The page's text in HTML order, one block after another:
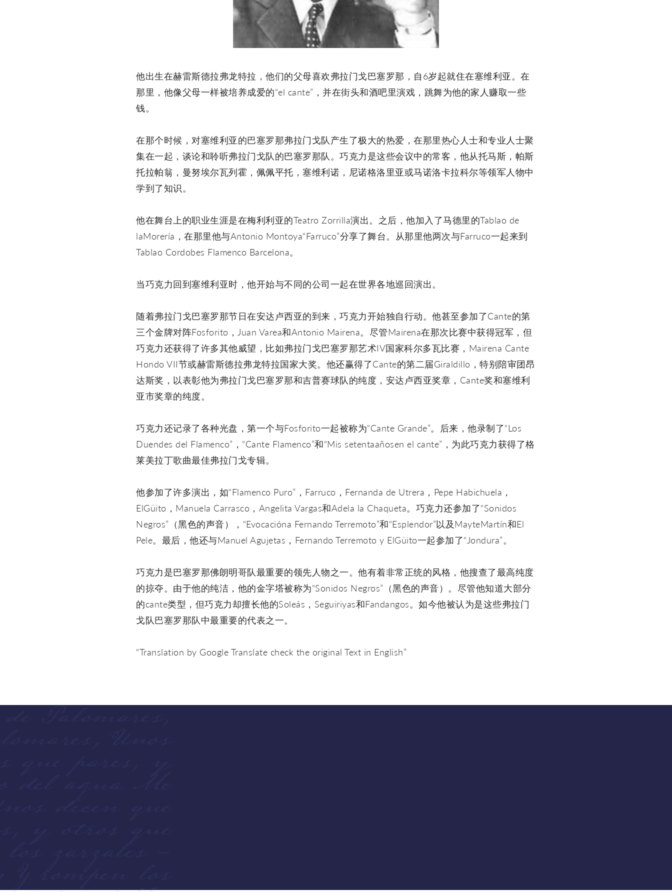
他出生在赫雷斯德拉弗龙特拉，他们的父母喜欢弗拉门戈巴塞罗那，自6岁起就住在塞维利亚。在
那里，他像父母一样被培养成爱的“el cante”，并在街头和酒吧里演戏，跳舞为他的家人赚取一些
钱。
在那个时候，对塞维利亚的巴塞罗那弗拉门戈队产生了极大的热爱，在那里热心人士和专业人士聚
集在一起，谈论和聆听弗拉门戈队的巴塞罗那队。巧克力是这些会议中的常客，他从托马斯，帕斯
托拉帕翁，曼努埃尔瓦列霍，佩佩平托，塞维利诺，尼诺格洛里亚或马诺洛卡拉科尔等领军人物中
学到了知识。
他在舞台上的职业生涯是在梅利利亚的Teatro Zorrilla演出。之后，他加入了马德里的Tablao de
laMorería，在那里他与Antonio Montoya“Farruco”分享了舞台。从那里他两次与Farruco一起来到
Tablao Cordobes Flamenco Barcelona。
当巧克力回到塞维利亚时，他开始与不同的公司一起在世界各地巡回演出。
随着弗拉门戈巴塞罗那节日在安达卢西亚的到来，巧克力开始独自行动。他甚至参加了Cante的第
三个金牌对阵Fosforito，Juan Varea和Antonio Mairena。尽管Mairena在那次比赛中获得冠军，但
巧克力还获得了许多其他威望，比如弗拉门戈巴塞罗那艺术IV国家科尔多瓦比赛，Mairena Cante
Hondo VII节或赫雷斯德拉弗龙特拉国家大奖。他还赢得了Cante的第二届Giraldillo，特别陪审团昂
达斯奖，以表彰他为弗拉门戈巴塞罗那和吉普赛球队的纯度，安达卢西亚奖章，Cante奖和塞维利
亚市奖章的纯度。
巧克力还记录了各种光盘，第一个与Fosforito一起被称为“Cante Grande”。后来，他录制了“Los
Duendes del Flamenco”，“Cante Flamenco”和“Mis setentaañosen el cante”，为此巧克力获得了格
莱美拉丁歌曲最佳弗拉门戈专辑。
他参加了许多演出，如“Flamenco Puro”，Farruco，Fernanda de Utrera，Pepe Habichuela，
ElGüito，Manuela Carrasco，Angelita Vargas和Adela la Chaqueta。巧克力还参加了“Sonidos
Negros”（黑色的声音），“Evocacióna Fernando Terremoto”和“Esplendor”以及MayteMartín和El
Pele。最后，他还与Manuel Agujetas，Fernando Terremoto y ElGüito一起参加了“Jondura”。
巧克力是巴塞罗那佛朗明哥队最重要的领先人物之一。他有着非常正统的风格，他搜查了最高纯度
的掠夺。由于他的纯洁，他的金字塔被称为“Sonidos Negros”（黑色的声音）。尽管他知道大部分
的cante类型，但巧克力却擅长他的Soleás，Seguiriyas和Fandangos。如今他被认为是这些弗拉门
戈队巴塞罗那队中最重要的代表之一。
“Translation by Google Translate check the original Text in English”